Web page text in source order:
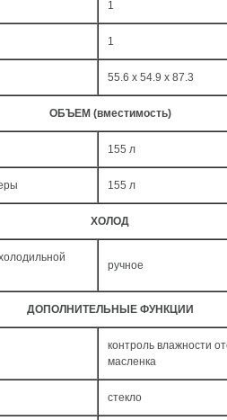
1
1
55.6 x 54.9 x 87.3
ОБЪЕМ (вместимость)
155 л
155 л
ХОЛОД
ручное
ДОПОЛНИТЕЛЬНЫЕ ФУНКЦИИ
контроль влажности
масленка
стекло